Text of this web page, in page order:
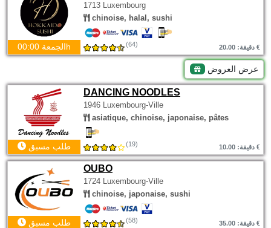
1713 Luxembourg
chinoise, halal, sushi
الجمعة 00:00h (64) دقيقة: 20.00 €
عرض العروض
DANCING NOODLES
1946 Luxembourg-Ville
asiatique, chinoise, japonaise, pâtes
طلب مسبق (19) دقيقة: 10.00 €
OUBO
1724 Luxembourg-Ville
chinoise, japonaise, sushi
طلب مسبق (58) دقيقة: 35.00 €